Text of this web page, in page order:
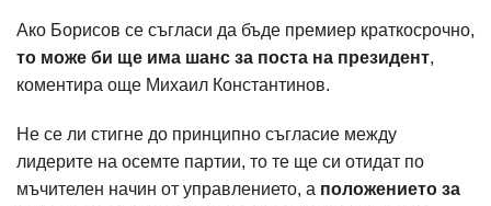
Ако Борисов се съгласи да бъде премиер краткосрочно,
то може би ще има шанс за поста на президент,
коментира още Михаил Константинов.
Не се ли стигне до принципно съгласие между
лидерите на осемте партии, то те ще си отидат по
мъчителен начин от управлението, а положението за